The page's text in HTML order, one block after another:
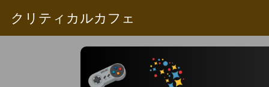
クリティカルカフェ